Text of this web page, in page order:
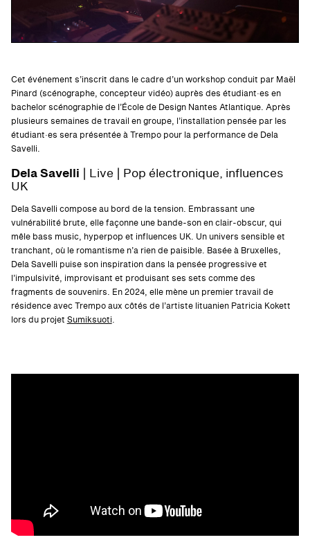
Cet événement s’inscrit dans le cadre d’un workshop conduit par Maël
Pinard (scénographe, concepteur vidéo) auprès des étudiant·es en
bachelor scénographie de l’École de Design Nantes Atlantique. Après
plusieurs semaines de travail en groupe, l’installation pensée par les
étudiant·es sera présentée à Trempo pour la performance de Dela
Savelli.
Dela Savelli | Live | Pop électronique, influences
UK
Dela Savelli compose au bord de la tension. Embrassant une
vulnérabilité brute, elle façonne une bande-son en clair-obscur, qui
mêle bass music, hyperpop et influences UK. Un univers sensible et
tranchant, où le romantisme n’a rien de paisible. Basée à Bruxelles,
Dela Savelli puise son inspiration dans la pensée progressive et
l’impulsivité, improvisant et produisant ses sets comme des
fragments de souvenirs. En 2024, elle mène un premier travail de
résidence avec Trempo aux côtés de l’artiste lituanien Patricia Kokett
lors du projet Sumiksuoti.